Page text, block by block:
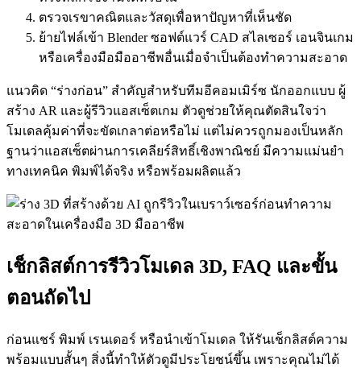
ตรวจเรขาคณิตและวัสดุเพื่อหาปัญหาที่เห็นชัด
ย้ายไฟล์เข้า Blender ซอฟต์แวร์ CAD สไลเซอร์ เอนจินเกม
หรือเครื่องมือมืออาชีพอื่นเมื่อจำเป็นต้องทำความสะอาด
แนวคิด “ร่างก่อน” สำคัญสำหรับทีมอีคอมเมิร์ซ นักออกแบบ ผู้
สร้าง AR และผู้รีวิวแอสเซ็ตเกม ตัวดูช่วยให้คุณตัดสินใจว่า
โมเดลคุ้มค่าที่จะขัดเกลาต่อหรือไม่ แต่ไม่ควรถูกมองเป็นหลัก
ฐานว่าแอสเซ็ตผ่านการเคลียร์สิทธิ์เชิงพาณิชย์ มีความแม่นยำ
ทางเทคนิค พิมพ์ได้จริง หรือพร้อมผลิตแล้ว
เช็กลิสต์การรีวิวโมเดล 3D, FAQ และขั้น
ตอนถัดไป
ก่อนแชร์ พิมพ์ เรนเดอร์ หรือนำเข้าโมเดล ให้รันเช็กลิสต์ความ
พร้อมแบบสั้นๆ สิ่งนี้ทำให้ตัวดูมีประโยชน์ขึ้น เพราะคุณไม่ได้